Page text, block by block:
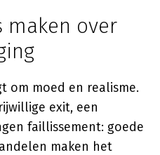
maken over
om moed en realisme.
exit, een
faillissement: goede
maken het